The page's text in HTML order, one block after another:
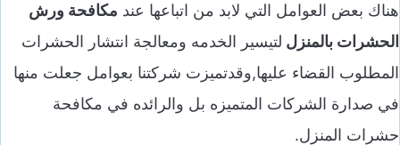
هناك بعض العوامل التي لابد من اتباعها عند مكافحة ورش
الحشرات بالمنزل لتيسير الخدمه ومعالجة انتشار الحشرات
المطلوب القضاء عليها,وقدتميزت شركتنا بعوامل جعلت منها
في صدارة الشركات المتميزه بل والرائده في مكافحة
حشرات المنزل.